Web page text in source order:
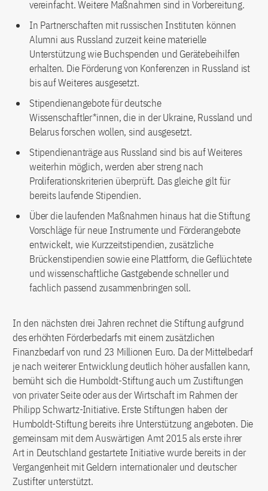
vereinfacht. Weitere Maßnahmen sind in Vorbereitung.
In Partnerschaften mit russischen Instituten können
Alumni aus Russland zurzeit keine materielle
Unterstützung wie Buchspenden und Gerätebeihilfen
erhalten. Die Förderung von Konferenzen in Russland ist
bis auf Weiteres ausgesetzt.
Stipendienangebote für deutsche
Wissenschaftler*innen, die in der Ukraine, Russland und
Belarus forschen wollen, sind ausgesetzt.
Stipendienanträge aus Russland sind bis auf Weiteres
weiterhin möglich, werden aber streng nach
Proliferationskriterien überprüft. Das gleiche gilt für
bereits laufende Stipendien.
Über die laufenden Maßnahmen hinaus hat die Stiftung
Vorschläge für neue Instrumente und Förderangebote
entwickelt, wie Kurzzeitstipendien, zusätzliche
Brückenstipendien sowie eine Plattform, die Geflüchtete
und wissenschaftliche Gastgebende schneller und
fachlich passend zusammenbringen soll.
In den nächsten drei Jahren rechnet die Stiftung aufgrund
des erhöhten Förderbedarfs mit einem zusätzlichen
Finanzbedarf von rund 23 Millionen Euro. Da der Mittelbedarf
je nach weiterer Entwicklung deutlich höher ausfallen kann,
bemüht sich die Humboldt-Stiftung auch um Zustiftungen
von privater Seite oder aus der Wirtschaft im Rahmen der
Philipp Schwartz-Initiative. Erste Stiftungen haben der
Humboldt-Stiftung bereits ihre Unterstützung angeboten. Die
gemeinsam mit dem Auswärtigen Amt 2015 als erste ihrer
Art in Deutschland gestartete Initiative wurde bereits in der
Vergangenheit mit Geldern internationaler und deutscher
Zustifter unterstützt.